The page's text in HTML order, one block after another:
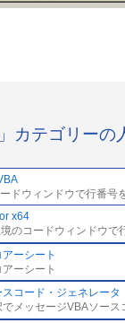
カテゴリーの
ドウィンドウで行番号
x64
のコードウィンドウで
ーシート
ーシート
コード・ジェネレータ
メッセージVBAソース